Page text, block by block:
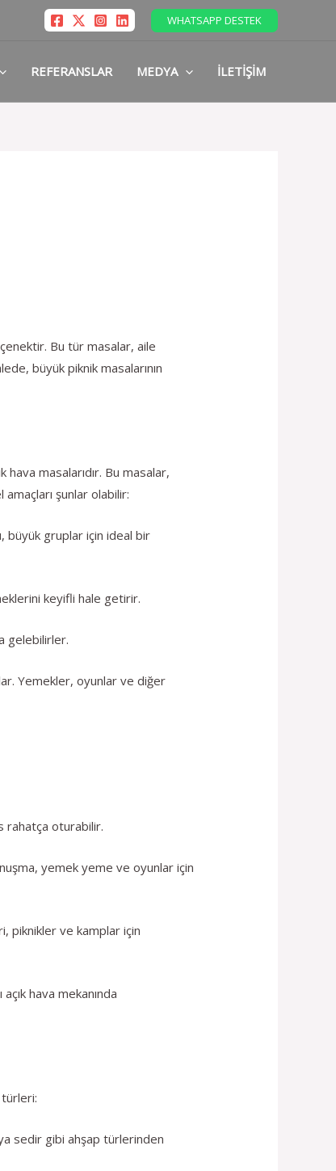
WHATSAPP DESTEK
REFERANSLAR MEDYA İLETIŞIM
Bu tür masalar, aile
büyük piknik masalarının
masalarıdır. Bu masalar,
şunlar olabilir:
büyük gruplar için ideal bir
keyifli hale getirir.
gelebilirler.
Yemekler, oyunlar ve diğer
rahatça oturabilir.
yemek yeme ve oyunlar için
piknikler ve kamplar için
hava mekanında
türleri:
sedir gibi ahşap türlerinden